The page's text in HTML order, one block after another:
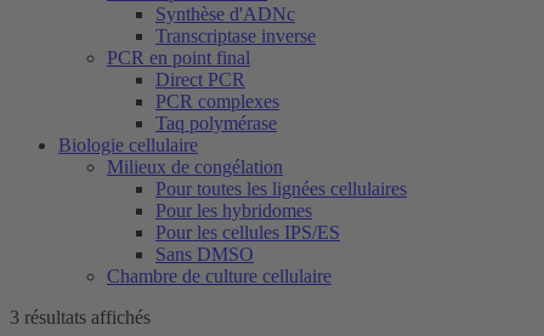
Synthèse d'ADNc
Transcriptase inverse
PCR en point final
Direct PCR
PCR complexes
Taq polymérase
Biologie cellulaire
Milieux de congélation
Pour toutes les lignées cellulaires
Pour les hybridomes
Pour les cellules IPS/ES
Sans DMSO
Chambre de culture cellulaire
3 résultats affichés